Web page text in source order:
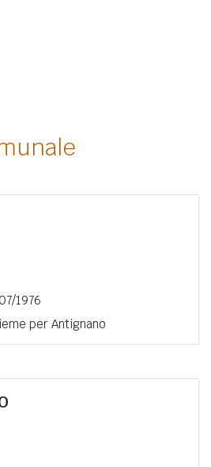
1976
per Antignano